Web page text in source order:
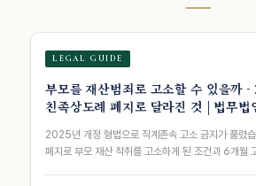
LEGAL GUIDE
부모를 재산범죄로 고소할 수 있을까
친족상도례 폐지로 달라진 것 | 법무법
2025년 개정 형법으로 직계존속 고소 금지가 풀렸습
폐지로 부모 재산 착취를 고소하게 된 조건과 6개월